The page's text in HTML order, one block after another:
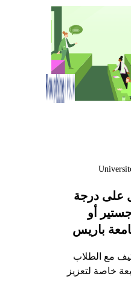
على درجة
أو
باريس
مع الطلاب
خاصة لتعزيز